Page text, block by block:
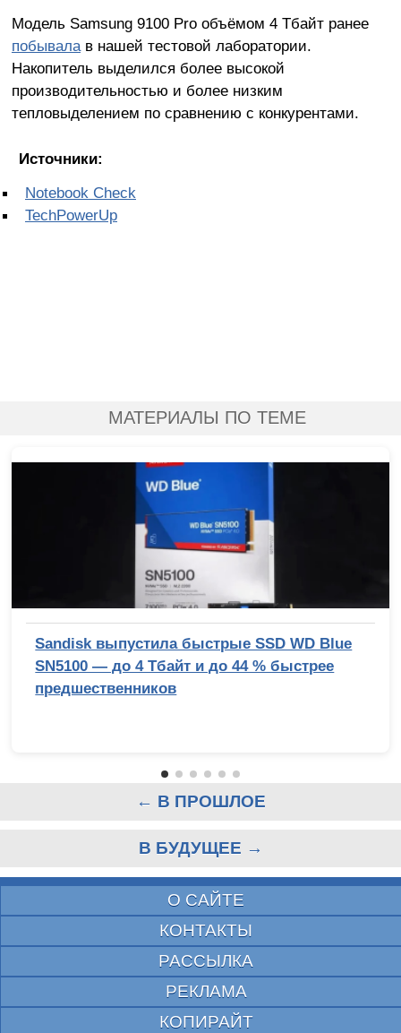
Модель Samsung 9100 Pro объёмом 4 Тбайт ранее
побывалав нашей тестовой лаборатории.
Накопитель выделился более высокой
производительностью и более низким
тепловыделением по сравнению с конкурентами.
Источники:
Notebook Check
TechPowerUp
МАТЕРИАЛЫ ПО ТЕМЕ
Sandisk выпустила быстрые SSD WD Blue
SN5100 — до 4 Тбайт и до 44 % быстрее
предшественников
← В ПРОШЛОЕ
В БУДУЩЕЕ →
О САЙТЕ
КОНТАКТЫ
РАССЫЛКА
РЕКЛАМА
КОПИРАЙТ